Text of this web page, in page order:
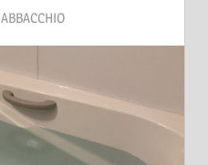
ABBACCHIO